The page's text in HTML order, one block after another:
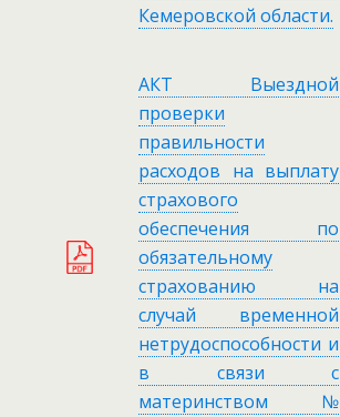
Кемеровской области.
АКТ Выездной
проверки
правильности
расходов на выплату
страхового
обеспечения по
обязательному
страхованию на
случай временной
нетрудоспособности и
в связи с
материнством №